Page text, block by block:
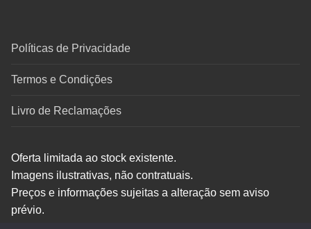
Políticas de Privacidade
Termos e Condições
Livro de Reclamações
Oferta limitada ao stock existente.
Imagens ilustrativas, não contratuais.
Preços e informações sujeitas a alteração sem aviso
prévio.